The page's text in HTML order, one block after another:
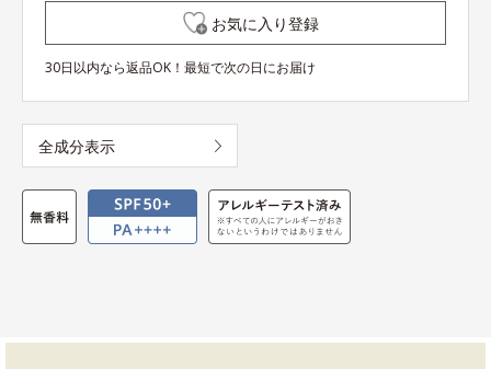
お気に入り登録
30日以内なら返品OK！最短で次の日にお届け
全成分表示